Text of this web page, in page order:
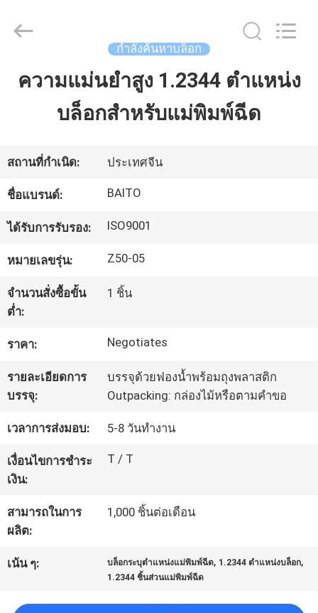
บ้าน
เกี่ยว
กับ
เรา
ทัวร์
โรงงาน
ควบคุม
คุณภาพ
ติดต่อ
เรา
ขอ
ใบ
Dongguan
Baitong
Rights
กำลังค้นหาบล็อก
ความแม่นยำสูง 1.2344 ตำแหน่ง
บล็อกสำหรับแม่พิมพ์ฉีด
สถานที่กำเนิด: ประเทศจีน
ชื่อแบรนด์: BAITO
ได้รับการรับรอง: ISO9001
หมายเลขรุ่น: Z50-05
จำนวนสั่งซื้อขั้น
ต่ำ:
1 ชิ้น
ราคา: Negotiates
รายละเอียดการ
บรรจุ:
บรรจุด้วยฟองน้ำพร้อมถุงพลาสติก
Outpacking: กล่องไม้หรือตามคำขอ
เวลาการส่งมอบ: 5-8 วันทำงาน
เงื่อนไขการชำระ
เงิน:
T / T
สามารถในการ
ผลิต:
1,000 ชิ้นต่อเดือน
เน้น ๆ: บล็อกระบุตำแหน่งแม่พิมพ์ฉีด, 1.2344 ตำแหน่งบล็อก,
1.2344 ชิ้นส่วนแม่พิมพ์ฉีด